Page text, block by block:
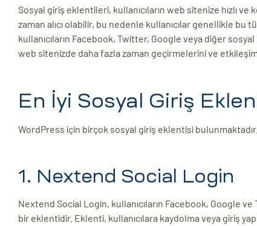
Sosyal giriş eklentileri, kullanıcıların web sitenize hızlı
zaman alıcı olabilir, bu nedenle kullanıcılar genellikle
kullanıcıların Facebook, Twitter, Google veya diğer sosyal
web sitenizde daha fazla zaman geçirmelerini ve
En İyi Sosyal Giriş
WordPress için birçok sosyal giriş eklentisi
1. Nextend Social Login
Nextend Social Login, kullanıcıların Facebook, Google ve
bir eklentidir. Eklenti, kullanıcılara kaydolma veya giriş